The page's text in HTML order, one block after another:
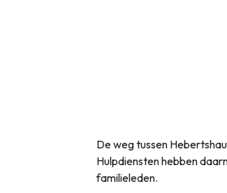
De weg tussen
Hulpdiensten hebben
familieleden.